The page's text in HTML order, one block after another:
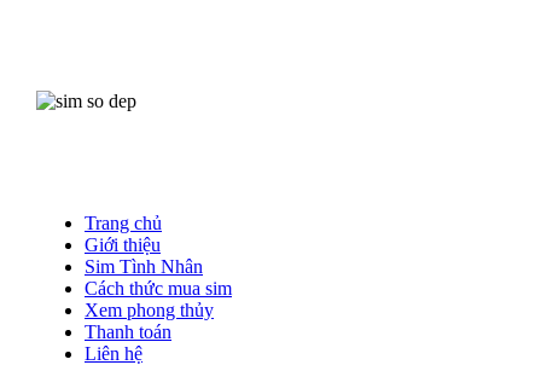
Trang chủ
Giới thiệu
Sim Tình Nhân
Cách thức mua sim
Xem phong thủy
Thanh toán
Liên hệ